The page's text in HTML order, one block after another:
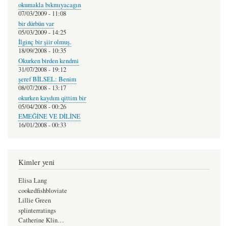
okumakla bıkmıyacagın
07/03/2009 - 11:08
bir dürbün var
05/03/2009 - 14:25
İlginç bir şiir olmuş.
18/09/2008 - 10:35
Okurken birden kendmi
31/07/2008 - 19:12
şeref BİLSEL: Benim
08/07/2008 - 13:17
okurken kaydım qittim bir
05/04/2008 - 00:26
EMEĞİNE VE DİLİNE
16/01/2008 - 00:33
Kimler yeni
Elisa Lang
cookedfishbloviate
Lillie Green
splinterratings
Catherine Klin…